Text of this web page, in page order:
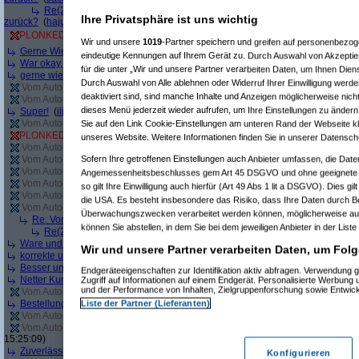
Re(2): Erst angebliche Lagerware nicht liefern, dann falsche Ware
zurück? (hajuq
am 11.05.2012, 09:01:26)
PLONKED von
Gerne Wieder!(ArschCore4Lifeam 03.05.2012, 20:53:32)
War okay, kann man empfehlen ( Wundertier
am 09.05.2012, 19:28:17)
gerne wieder
(b.o.f.f.iam 09.05.2012, 21:18:22)
Vom Autor zurückgezogen oder Autor hat seine Registrierung nicht bestätigt(
Vom Autor zurückgezogen oder Autor hat seine Registrierung nicht bestätigt(
Super! (iljaa
am 10.05.2012, 13:18:23)
Vom Autor zurückgezogen oder Autor hat seine Registrierung nicht bestätigt(
PLONKED vonsleepyhead: User reagiert nicht auf Anfragen von Geizhals(
Vom Autor zurückgezogen oder Autor hat seine Registrierung nicht bestätigt
Vom Autor zurückgezogen oder Autor hat seine Registrierung nicht bestätigt(
Vom Autor zurückgezogen oder Autor hat seine Registrierung nicht bestätigt(
Vom Autor zurückgezogen oder Autor hat seine Registrierung nicht bestätigt(
Vom Autor zurückgezogen oder Autor hat seine Registrierung nicht bestätigt (
Vom Autor zurückgezogen oder Autor hat seine Registrierung nicht bestätigt
Re: Vorsicht bei diesem Händler(Jacob Elektronik am 04.06.2012,
Re(2): Vorsicht bei diesem Händler(windy112am 08.06.2012, 11:00:31)
Ware und Preis top, aber Lieferung verbesserungswürdig
(pjt-foto
am
korrekte und schnelle Abwicklung der Bestellung(WilhelmSam 05.06.2012,
Besser und schneller geht nicht!(Irina Demskaya @FBam 12.06.2012,
Netter Kundenservice, superschnelle Lieferung(markuschaam 12.06.2012,
Vom Autor zurückgezogen oder Autor hat seine Registrierung nicht bestätigt(
Bestellung einfach storniert(Trashbuster4458
Vom Autor zurückgezogen oder Autor hat seine Registrierung nicht bestätigt
Vom Autor zurückgezogen oder Autor hat seine Registrierung nicht bestätigt
15:25:09)
Zuverlässig und freundlich
am 20.06.2012, 15:41:38)
Ihre Privatsphäre ist uns wichtig
Wir und unsere 1019-Partner speichern und greifen auf
eindeutige Kennungen auf Ihrem Gerät zu. Durch Auswahl von
für die unter „Wir und unsere Partner verarbeiten Daten, um Ihnen
Durch Auswahl von Alle ablehnen oder Widerruf Ihrer Einwilligung
deaktiviert sind, sind manche Inhalte und Anzeigen möglicherweise
dieses Menü jederzeit wieder aufrufen, um Ihre Einstellungen zu
Sie auf den Link Cookie-Einstellungen am unteren Rand der Webseite
unseres Website. Weitere Informationen finden Sie in unserer
Sofern Ihre getroffenen Einstellungen auch Anbieter umfassen, die
Angemessenheitsbeschlusses gem Art 45 DSGVO und ohne
so gilt Ihre Einwilligung auch hierfür (Art 49 Abs 1 lit a DSGVO). Dies
die USA. Es besteht insbesondere das Risiko, dass Ihre Daten durch
Überwachungszwecken verarbeitet werden können, möglicherweise
können Sie abstellen, in dem Sie bei dem jeweiligen Anbieter in der
Wir und unsere Partner verarbeiten Daten, um
Endgeräteeigenschaften zur Identifikation aktiv abfragen. Verwendung
Zugriff auf Informationen auf einem Endgerät. Personalisierte Werbung
und der Performance von Inhalten, Zielgruppenforschung sowie
Liste der Partner (Lieferanten)
Konfigurieren